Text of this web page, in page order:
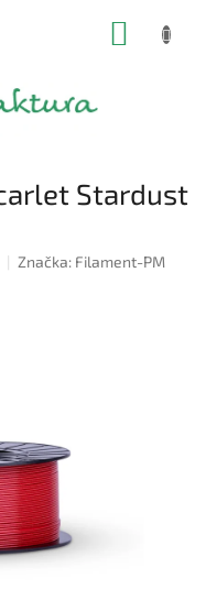
Stardust
Značka: Filament-PM